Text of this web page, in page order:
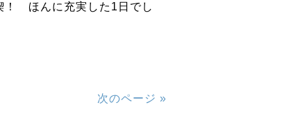
！ ほんに充実した1日でし
次のページ »